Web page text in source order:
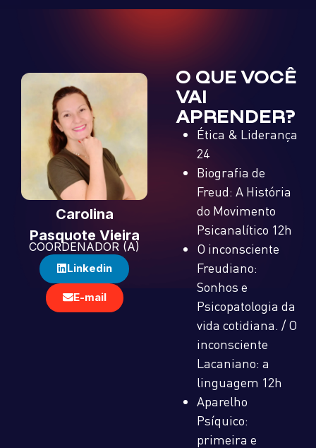
Carolina
Pasquote Vieira
COORDENADOR (A)
Linkedin
E-mail
O QUE VOCÊ
VAI
APRENDER?
Ética & Liderança
24
Biografia de
Freud: A História
do Movimento
Psicanalítico 12h
O inconsciente
Freudiano:
Sonhos e
Psicopatologia da
vida cotidiana. / O
inconsciente
Lacaniano: a
linguagem 12h
Aparelho
Psíquico:
primeira e